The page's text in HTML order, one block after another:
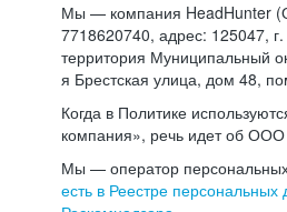
Мы — компания HeadHunter
7718620740, адрес: 125047,
территория Муниципальный
я Брестская улица, дом 48,
Когда в Политике
компания», речь идет об ООО
Мы — оператор
есть в Реестре персональных